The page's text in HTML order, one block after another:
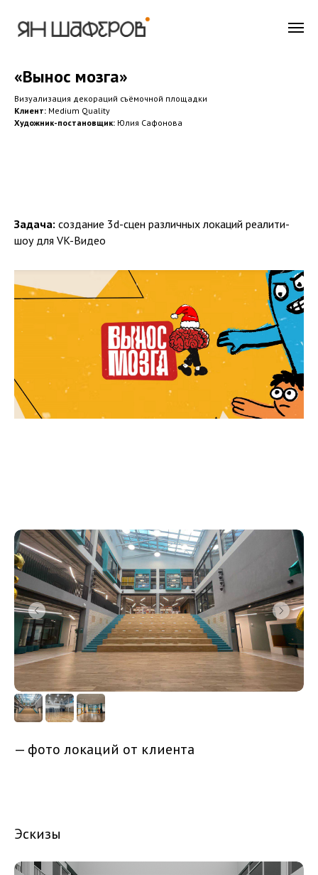
«Вынос мозга»
Визуализация декораций съёмочной площадки
Клиент: Medium Quality
Художник-постановщик: Юлия Сафонова
Задача: создание 3d-сцен различных локаций реалити-
шоу для VK-Видео
— фото локаций от клиента
Эскизы